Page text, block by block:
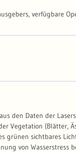
verfügbare
den Daten der
Vegetation (Blätter,
grünen sichtbares
von Wasserstress